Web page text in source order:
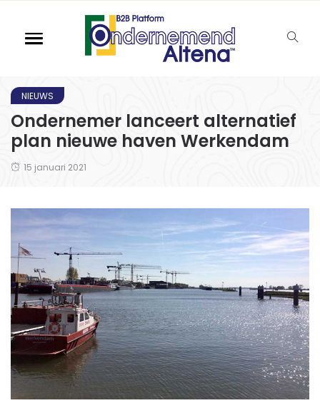
NIEUWS
Ondernemer lanceert alternatief
plan nieuwe haven Werkendam
15 januari 2021